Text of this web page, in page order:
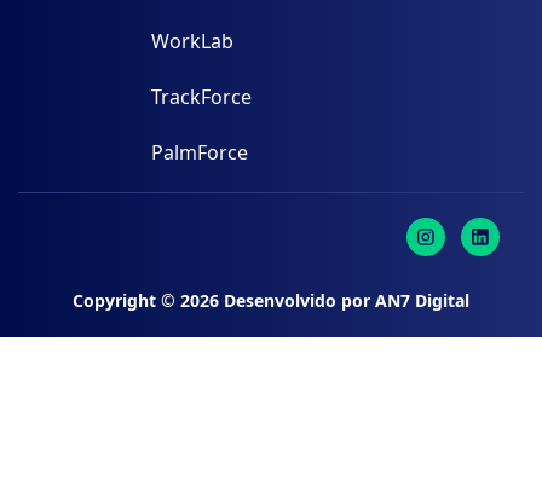
WorkLab
TrackForce
PalmForce
Copyright © 2026 Desenvolvido por AN7 Digital